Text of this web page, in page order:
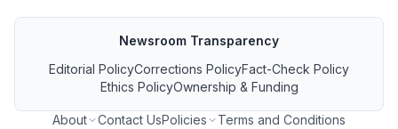
Newsroom Transparency
Editorial PolicyCorrections PolicyFact-Check Policy
Ethics PolicyOwnership & Funding
About Contact UsPolicies
Terms and Conditions